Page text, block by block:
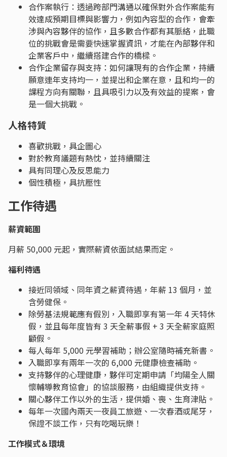
合作案執行：透過跨部門溝通以確保對外合作案能有
效達成預期目標與影響力，例如內容型的合作，會牽
涉與內容夥伴的協作，且多數合作都有其脈絡，此職
位的挑戰會是需要快速掌握資訊，才能在內部夥伴和
企業客戶中，繼續搭建合作的橋樑。
合作企業留存與支持：如何讓現有的合作企業，持續
願意連年支持均一，並提出和企業在意，且和均一的
課程方向有關聯，且具吸引力以及有效益的提案，會
是一個大挑戰。
人格特質
喜歡挑戰，具企圖心
對於教育議題有熱忱，並持續關注
具有同理心及反思能力
個性積極，具抗壓性
工作待遇
薪資範圍
月薪 50,000 元起，實際薪資依面試結果而定。
福利待遇
接近同領域、同年資之薪資待遇，年薪 13 個月，並
含勞健保。
除勞基法規範應有假別，入職即享有第一年 4 天特休
假，並且每年度皆有 3 天全薪事假 + 3 天全薪家庭照
顧假。
每人每年 5,000 元學習補助；辦公室隨時補充新書。
入職即享有兩年一次的 6,000 元健康檢查補助。
支持夥伴的心理健康，夥伴可定期申請「均陽全人關
懷輔導教育協會」的協談服務，由組織提供支持。
關心夥伴工作以外的生活，提供婚、喪、生育津貼。
每年一次國內兩天一夜員工旅遊、一次春酒或尾牙，
保證不談工作，只有吃喝玩樂！
工作模式＆環境